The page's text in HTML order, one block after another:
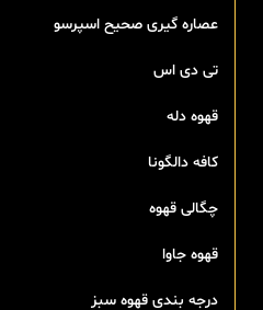
عصاره گیری صحیح اسپرسو
تی‌ دی اس
قهوه دله
کافه دالگونا
چگالی قهوه
قهوه جاوا
درجه بندی قهوه سبز